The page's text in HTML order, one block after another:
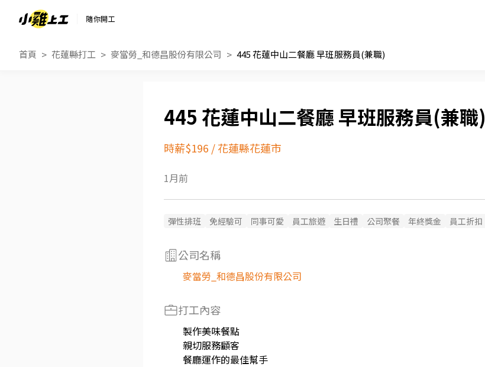
隨你開工
首頁 花蓮縣打工 麥當勞_和德昌股份有限公司 445 花蓮中山二餐廳 早班服務員(兼職)
445 花蓮中山二餐廳 早班服務員(兼職)
時薪$196 /花蓮縣花蓮市
1月前
彈性排班 免經驗可 同事可愛 員工旅遊 生日禮 公司聚餐 年終獎金 員工折扣
公司名稱
麥當勞_和德昌股份有限公司
打工內容
製作美味餐點
親切服務顧客
餐廳運作的最佳幫手